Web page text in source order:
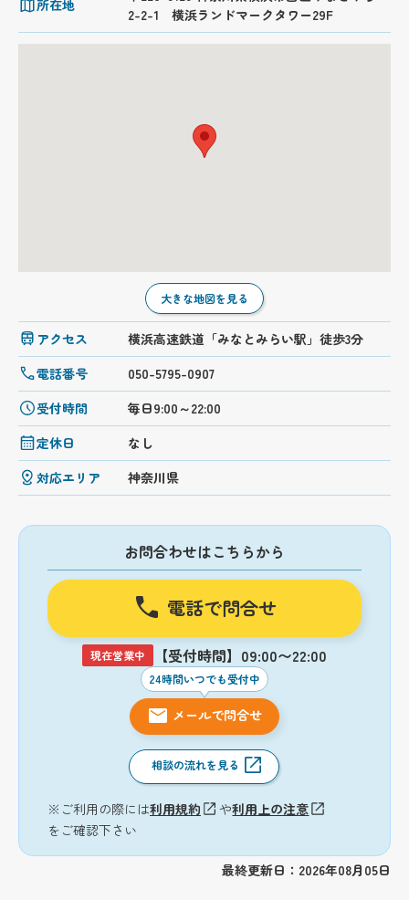
所在地
2-2-1 横浜ランドマークタワー29F
大きな地図を見る
アクセス
横浜高速鉄道「みなとみらい駅」徒歩3分
電話番号
050-5795-0907
受付時間
毎日9:00～22:00
定休日
なし
対応エリア
神奈川県
お問合わせはこちらから
電話で問合せ
現在営業中 【受付時間】09:00〜22:00
24時間いつでも受付中
メールで問合せ
相談の流れを見る
※ご利用の際には利用規約 や利用上の注意
をご確認下さい
最終更新日：2026年08月05日